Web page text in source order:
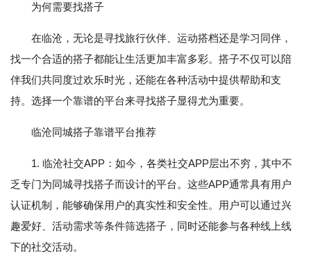
为何需要找搭子
在临沧，无论是寻找旅行伙伴、运动搭档还是学习同伴，
找一个合适的搭子都能让生活更加丰富多彩。搭子不仅可以陪
伴我们共同度过欢乐时光，还能在各种活动中提供帮助和支
持。选择一个靠谱的平台来寻找搭子显得尤为重要。
临沧同城搭子靠谱平台推荐
1. 临沧社交APP：如今，各类社交APP层出不穷，其中不
乏专门为同城寻找搭子而设计的平台。这些APP通常具有用户
认证机制，能够确保用户的真实性和安全性。用户可以通过兴
趣爱好、活动需求等条件筛选搭子，同时还能参与各种线上线
下的社交活动。